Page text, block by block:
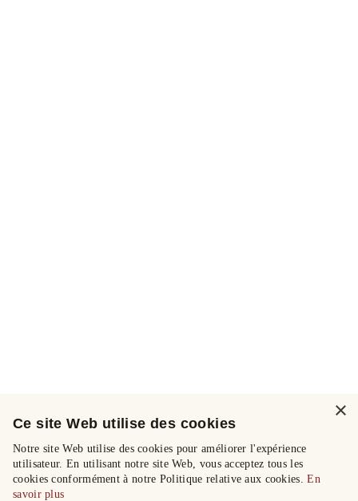
×
Ce site Web utilise des cookies
Notre site Web utilise des cookies pour améliorer l'expérience
utilisateur. En utilisant notre site Web, vous acceptez tous les
cookies conformément à notre Politique relative aux cookies.En
savoir plus